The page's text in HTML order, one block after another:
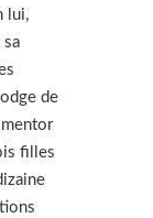
lui,
sa
de
mentor
filles